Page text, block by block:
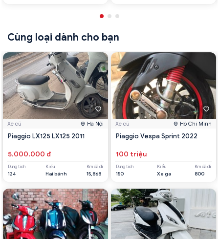
Cùng loại dành cho bạn
Xe cũ Hà Nội
Piaggio LX125 LX125 2011
5.000.000 đ
Dung tích
124
Kiểu
Hai bánh
Km đã đi
15,868
Xe cũ Hồ Chí Minh
Piaggio Vespa Sprint 2022
100 triệu
Dung tích
150
Kiểu
Xe ga
Km đã đi
800